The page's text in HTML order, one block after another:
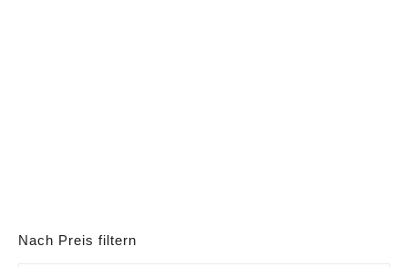
Nach Preis filtern